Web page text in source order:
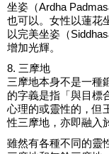
坐姿（Ardha
也可以。女性以蓮花
以完美坐姿（
增加光輝。
8. 三摩地
三摩地本身不是一種
的字義是指「與目標
心理的或靈性的，但
性三摩地，亦即融入
雖然有各種不同的靈